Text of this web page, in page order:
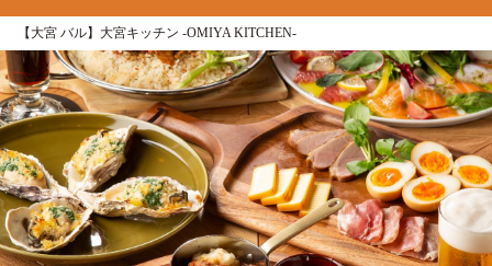
【大宮 バル】大宮キッチン ‐OMIYA KITCHEN‐